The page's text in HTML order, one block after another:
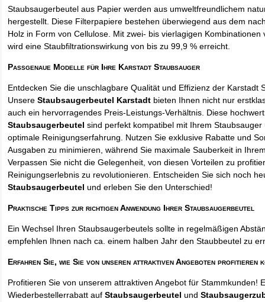
Staubsaugerbeutel aus Papier werden aus umweltfreundlichem
hergestellt. Diese Filterpapiere bestehen überwiegend aus dem
Holz in Form von Cellulose. Mit zwei- bis vierlagigen Kombinationen
wird eine Staubfiltrationswirkung von bis zu 99,9 % erreicht.
Passgenaue Modelle für Ihre Karstadt Staubsauger
Entdecken Sie die unschlagbare Qualität und Effizienz der Karstadt
UnsereStaubsaugerbeutel Karstadt bieten Ihnen nicht nur
auch ein hervorragendes Preis-Leistungs-Verhältnis. Diese
Staubsaugerbeutel sind perfekt kompatibel mit Ihrem
optimale Reinigungserfahrung. Nutzen Sie exklusive Rabatte und
Ausgaben zu minimieren, während Sie maximale Sauberkeit in
Verpassen Sie nicht die Gelegenheit, von diesen Vorteilen zu
Reinigungserlebnis zu revolutionieren. Entscheiden Sie sich noch
Staubsaugerbeutel und erleben Sie den Unterschied!
Praktische Tipps zur richtigen Anwendung Ihrer Staubsaugerbeutel
Ein Wechsel Ihren Staubsaugerbeutels sollte in regelmäßigen
empfehlen Ihnen nach ca. einem halben Jahr den Staubbeutel zu
Erfahren Sie, wie Sie von unseren attraktiven Angeboten profitieren
Profitieren Sie von unserem attraktiven Angebot für Stammkunden!
Wiederbestellerrabatt aufStaubsaugerbeutel und